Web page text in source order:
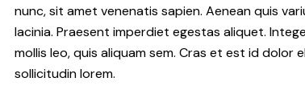
nunc, sit amet venenatis sapien. Aenean quis
lacinia. Praesent imperdiet egestas aliquet.
mollis leo, quis aliquam sem. Cras et est id dolor
sollicitudin lorem.